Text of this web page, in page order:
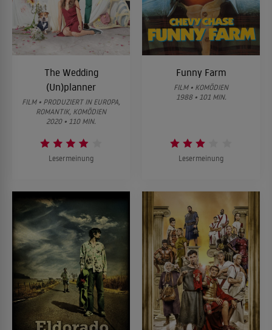
The Wedding
(Un)planner
FILM • PRODUZIERT IN EUROPA,
ROMANTIK, KOMÖDIEN
2020 • 110 MIN.
Lesermeinung
Funny Farm
FILM • KOMÖDIEN
1988 • 101 MIN.
Lesermeinung